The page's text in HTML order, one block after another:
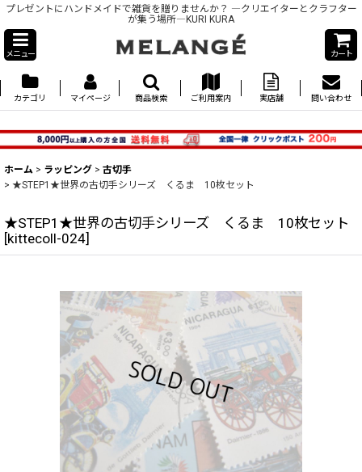
プレゼントにハンドメイドで雑貨を贈りませんか？ ―クリエイターとクラフター
が集う場所―KURI KURA
メニュー カート
カテゴリ マイページ 商品検索 ご利用案内 実店舗 問い合わせ
ホーム > ラッピング > 古切手
> ★STEP1★世界の古切手シリーズ くるま 10枚セット
★STEP1★世界の古切手シリーズ くるま 10枚セット
[kittecoll-024]